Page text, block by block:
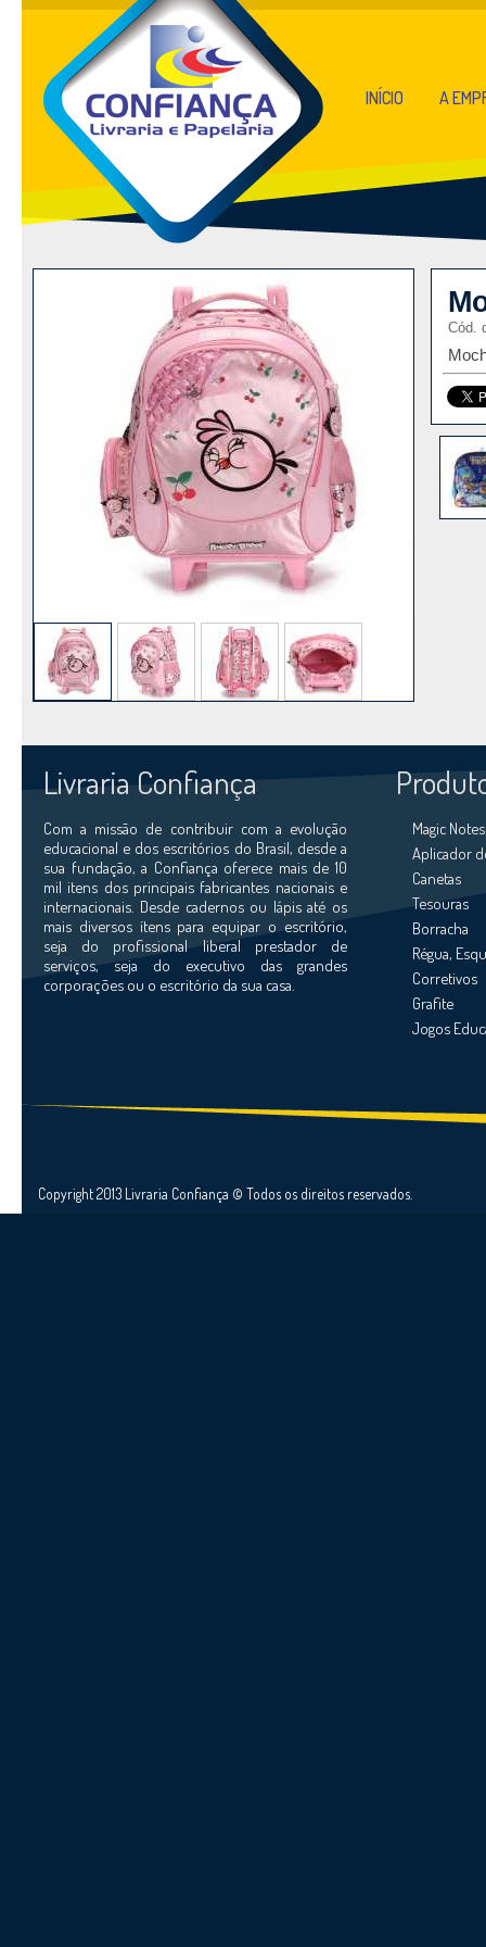
INÍCIO A
Cód.
Livraria Confiança
Com a missão de contribuir com a evolução
educacional e dos escritórios do Brasil, desde a
sua fundação, a Confiança oferece mais de 10
mil itens dos principais fabricantes nacionais e
internacionais. Desde cadernos ou lápis até os
mais diversos ítens para equipar o escritório,
seja do profissional liberal prestador de
serviços, seja do executivo das grandes
corporações ou o escritório da sua casa.
Magic
Aplicador
Canetas
Tesouras
Borracha
Régua,
Corretivos
Grafite
Jogos
Copyright 2013 Livraria Confiança © Todos os direitos reservados.